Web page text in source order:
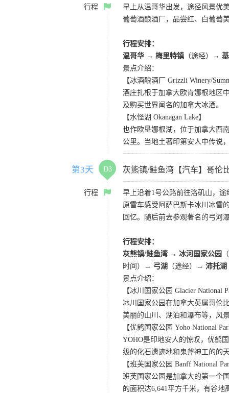
行程
早上从温哥华出发，途径风景优
葡萄酒酿酒厂，品尝红、白葡萄
行程安排：
温哥华 → 梅里特镇 （途经）
→
景点介绍：
【冰酒酿酒厂 Grizzli Winery/
酒庄扎根于加拿大欧肯娜根地区
及购买世界闻名的加拿大冰酒。
【水怪湖 Okanagan Lake】
也作欧垦娜根湖，位于加拿大西
公里。当地土著印第安人中传说
第3天 D3 灰熊镇/鲑鱼湾【汽车】哥伦
行程
早上沿着1号公路前往洛矶山，
原雪车感受阿萨巴斯卡冰川冰雪
回忆。随后前去参观著名的弓河
行程安排：
灰熊镇/鲑鱼湾 → 冰河国家公园
时间）
→ 弓湖 （途经）→ 沛托湖
景点介绍：
【冰川国家公园 Glacier National
冰川国家公园在加拿大英属哥伦
美丽的山川、湖泊和瀑布等，风
【优鹤国家公园 Yoho National
YOHO是印地安人的惊叹，优鹤
级的化石遗迹地和鬼斧神工的的
【班芙国家公园 Banff National
班芙国家公园是加拿大的第一个
的面积达6,641平方千米，有谷